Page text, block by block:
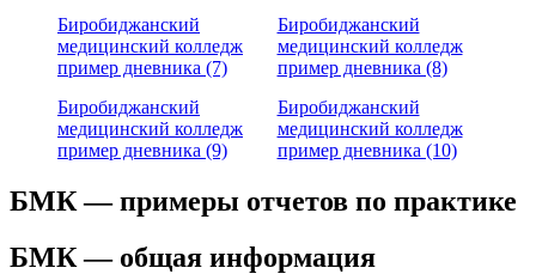
Биробиджанский
медицинский колледж
пример дневника (7)
Биробиджанский
медицинский колледж
пример дневника (8)
Биробиджанский
медицинский колледж
пример дневника (9)
Биробиджанский
медицинский колледж
пример дневника (10)
БМК — примеры отчетов по практике
БМК — общая информация